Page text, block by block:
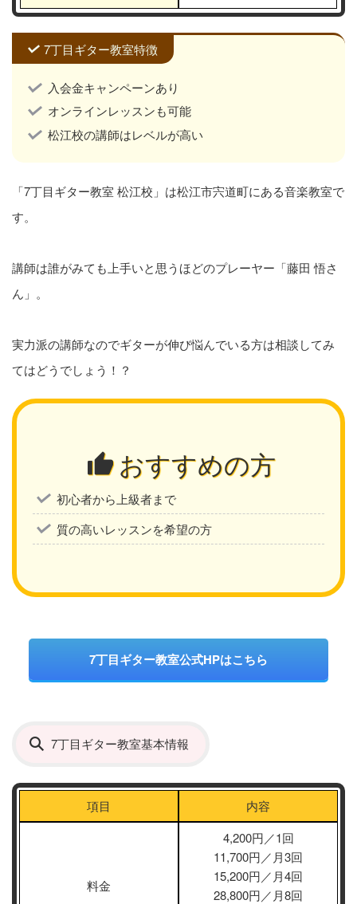
7丁目ギター教室特徴
入会金キャンペーンあり
オンラインレッスンも可能
松江校の講師はレベルが高い
「7丁目ギター教室 松江校」は松江市宍道町にある音楽教室で
す。
講師は誰がみても上手いと思うほどのプレーヤー「藤田 悟さ
ん」。
実力派の講師なのでギターが伸び悩んでいる方は相談してみ
てはどうでしょう！？
おすすめの方
初心者から上級者まで
質の高いレッスンを希望の方
7丁目ギター教室公式HPはこちら
7丁目ギター教室基本情報
項目 内容
料金
4,200円／1回
11,700円／月3回
15,200円／月4回
28,800円／月8回